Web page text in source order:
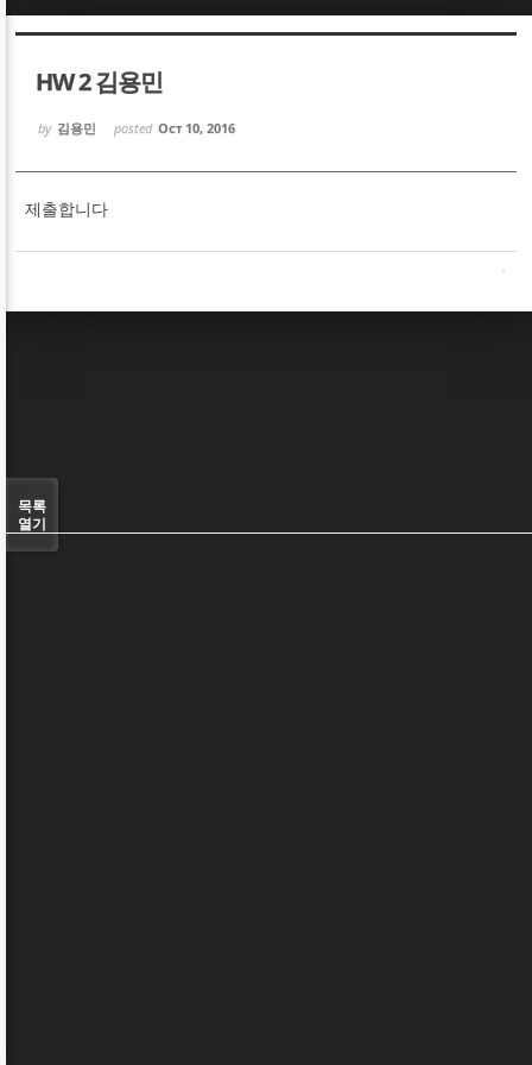
HW 2 김용민
by 김용민 posted Oct 10, 2016
제출합니다
목록
열기
Sketchbook5, 스케치북5
Sketchbook5, 스케치북5
Sketchbook5, 스케치북5
Sketchbook5, 스케치북5